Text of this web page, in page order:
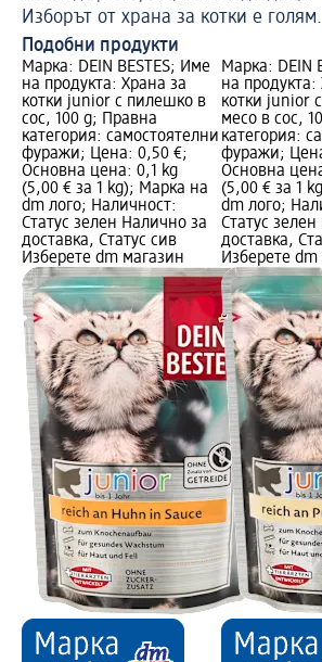
Изборът от храна за котки е голям.
Подобни продукти
Марка: DEIN BESTES; Име
на продукта: Храна за
котки junior с пилешко в
сос, 100 g; Правна
категория: самостоятелни
фуражи; Цена: 0,50 €;
Основна цена: 0,1 kg
(5,00 € за 1 kg); Марка на
dm лого; Наличност:
Статус зелен Налично за
доставка, Статус сив
Изберете dm магазин
Марка: DEIN
на продукта:
котки junior
месо в сос,
категория:
фуражи;
Основна
(5,00 € за 1
dm лого;
Статус
доставка,
Изберете